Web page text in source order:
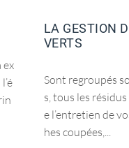
ex
LA GESTION
VERTS
Sont regroupés
s, tous les
e l’entretien de
hes coupées,...